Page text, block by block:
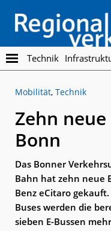
main
content
footer
Regionalverkehr
Die
Fachzeitschrift
den
Personennahverkehr
Technik
Mobilität, Technik
Zehn
Bonn
Das Bonner
Bahn hat zehn neue
Benz eCitaro
Buses werden die
sieben E-Bussen